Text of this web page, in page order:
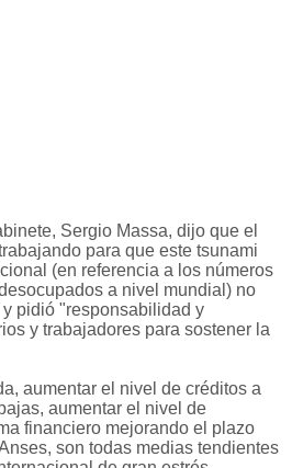
Sergio Massa, dijo que el
para que este tsunami
(en referencia a los números
a nivel mundial) no
pidió "responsabilidad y
y trabajadores para sostener la
aumentar el nivel de créditos a
aumentar el nivel de
financiero mejorando el plazo
son todas medias tendientes